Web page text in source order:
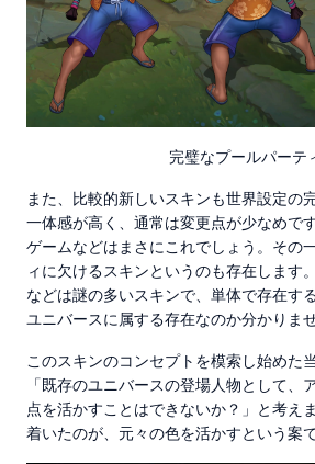
完璧なプールパーテ
また、比較的新しいスキンも世界設定の
一体感が高く、通常は変更点が少なめで
ゲームなどはまさにこれでしょう。その
ィに欠けるスキンというのも存在します
などは謎の多いスキンで、単体で存在す
ユニバースに属する存在なのか分かりませ
このスキンのコンセプトを模索し始めた
「既存のユニバースの登場人物として、
点を活かすことはできないか？」と考え
着いたのが、元々の色を活かすという案で